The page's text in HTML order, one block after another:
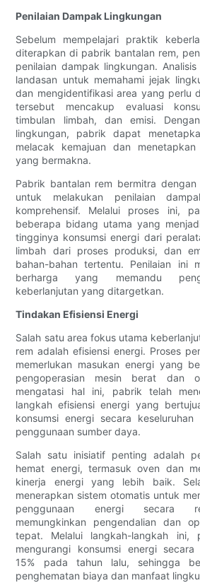
Penilaian Dampak Lingkungan
Sebelum mempelajari praktik
diterapkan di pabrik bantalan rem,
penilaian dampak lingkungan.
landasan untuk memahami jejak
dan mengidentifikasi area yang perlu
tersebut mencakup evaluasi
timbulan limbah, dan emisi.
lingkungan, pabrik dapat
melacak kemajuan dan
yang bermakna.
Pabrik bantalan rem bermitra dengan
untuk melakukan penilaian
komprehensif. Melalui proses ini,
beberapa bidang utama yang
tingginya konsumsi energi dari
limbah dari proses produksi, dan
bahan-bahan tertentu. Penilaian ini
berharga yang memandu
keberlanjutan yang ditargetkan.
Tindakan Efisiensi Energi
Salah satu area fokus utama
rem adalah efisiensi energi. Proses
memerlukan masukan energi yang
pengoperasian mesin berat dan
mengatasi hal ini, pabrik telah
langkah efisiensi energi yang
konsumsi energi secara keseluruhan
penggunaan sumber daya.
Salah satu inisiatif penting adalah
hemat energi, termasuk oven dan
kinerja energi yang lebih baik.
menerapkan sistem otomatis untuk
penggunaan energi secara
memungkinkan pengendalian dan
tepat. Melalui langkah-langkah ini,
mengurangi konsumsi energi secara
15% pada tahun lalu, sehingga
penghematan biaya dan manfaat